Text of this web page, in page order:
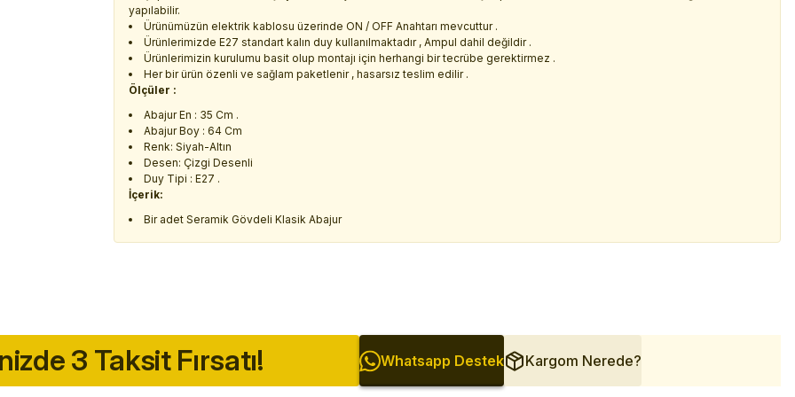
yapılabilir.
Ürünümüzün elektrik kablosu üzerinde ON / OFF Anahtarı mevcuttur .
Ürünlerimizde E27 standart kalın duy kullanılmaktadır , Ampul dahil değildir .
Ürünlerimizin kurulumu basit olup montajı için herhangi bir tecrübe gerektirmez .
Her bir ürün özenli ve sağlam paketlenir , hasarsız teslim edilir .
Ölçüler :
Abajur En : 35 Cm .
Abajur Boy : 64 Cm
Renk: Siyah-Altın
Desen: Çizgi Desenli
Duy Tipi : E27 .
İçerik:
Bir adet Seramik Gövdeli Klasik Abajur
3 Taksit Fırsatı! Whatsapp Destek Kargom Nerede?